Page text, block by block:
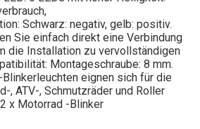
Schwarz: negativ, gelb: positiv.
Sie einfach direkt eine Verbindung
die Installation zu vervollständigen
Montageschraube: 8 mm.
eignen sich für die
, ATV-, Schmutzräder und Roller
x Motorrad -Blinker